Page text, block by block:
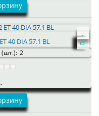
40 DIA 57.1 BL
(шт.): 2